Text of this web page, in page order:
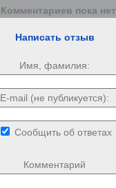
Комментариев пока нет
Написать отзыв
Имя, фамилия:
E-mail (не публикуется):
Сообщить об ответах
Комментарий